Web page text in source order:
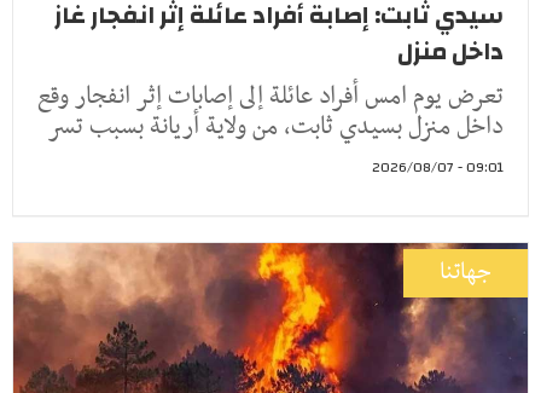
سيدي ثابت: إصابة أفراد عائلة إثر انفجار غاز
داخل منزل
تعرض يوم امس أفراد عائلة إلى إصابات إثر انفجار وقع
داخل منزل بسيدي ثابت، من ولاية أريانة بسبب تسر
09:01 - 2026/08/07
جهاتنا